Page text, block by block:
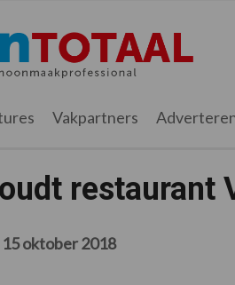
Vakpartners
restaurant
15 oktober 2018